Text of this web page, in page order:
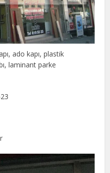
ado kapı, plastik
laminant parke